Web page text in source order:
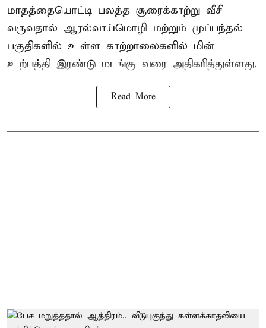
மாதத்தையொட்டி பலத்த சூரைக்காற்று வீசி
வருவதால் ஆரல்வாய்மொழி மற்றும் முப்பந்தல்
பகுதிகளில் உள்ள காற்றாலைகளில் மின்
உற்பத்தி இரண்டு மடங்கு வரை அதிகரித்துள்ளது.
Read More